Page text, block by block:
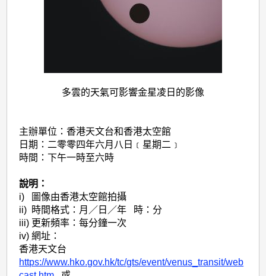
多雲的天氣可影響金星凌日的影像
主辦單位：香港天文台和香港太空館
日期：二零零四年六月八日﹝星期二﹞
時間：下午一時至六時
說明：
i) 圖像由香港太空館拍攝
ii) 時間格式：月／日／年 時：分
iii) 更新頻率：每分鐘一次
iv) 網址：
香港天文台
https://www.hko.gov.hk/tc/gts/event/venus_transit/web